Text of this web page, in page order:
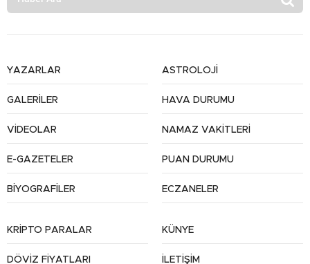
YAZARLAR
GALERİLER
VİDEOLAR
E-GAZETELER
BİYOGRAFİLER
ASTROLOJİ
HAVA DURUMU
NAMAZ VAKİTLERİ
PUAN DURUMU
ECZANELER
KRİPTO PARALAR
DÖVİZ FİYATLARI
KÜNYE
İLETİŞİM